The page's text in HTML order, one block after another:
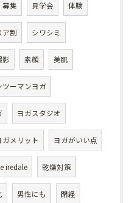
募集 見学会 体験
ア割 シワシミ
影 素顔 美肌
ツーマンヨガ
ヨガスタジオ
ガメリット ヨガがいい点
iredale 乾燥対策
男性にも 閉経